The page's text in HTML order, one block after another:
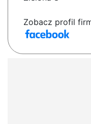
Zobacz profil